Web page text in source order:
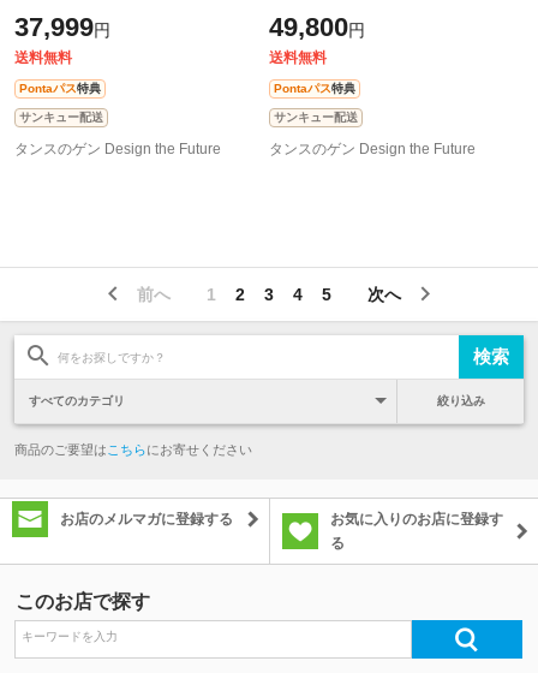
枚 ノンドレン 移動式 家庭用 冷風
37,999円
送料無料
Pontaパス特典
サンキュー配送
タンスのゲン Design the Future
エアコン 移動式エアコン 移動式
49,800円
送料無料
Pontaパス特典
サンキュー配送
タンスのゲン Design the Future
前へ 次へ
1 2 3 4 5
絞り込み
商品のご要望は こちらにお寄せください
お店のメルマガに登録する
お気に入りのお店に登録す
る
このお店で探す